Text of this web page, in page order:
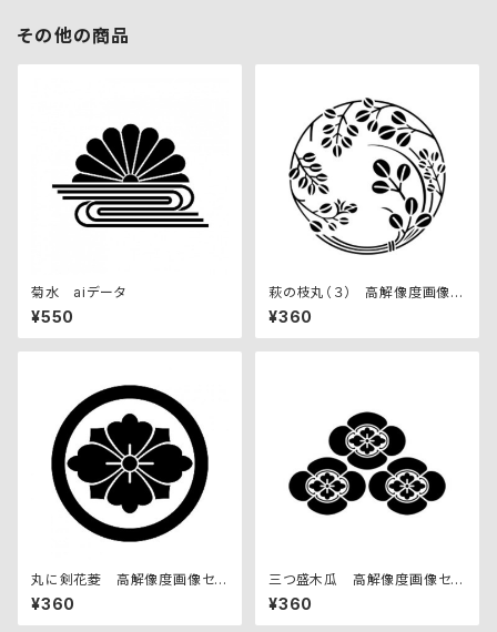
その他の商品
菊水 aiデータ
¥550
萩の枝丸（３） 高解像度画像セ
ット
¥360
丸に剣花菱 高解像度画像セッ
ト
¥360
三つ盛木瓜 高解像度画像セッ
ト
¥360